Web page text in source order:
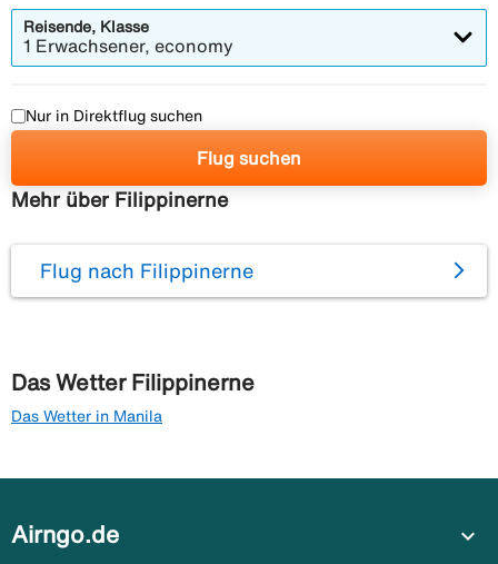
Reisende, Klasse
1 Erwachsener, economy
Nur in Direktflug suchen
Flug suchen
Mehr über Filippinerne
Flug nach Filippinerne
Das Wetter Filippinerne
Das Wetter in Manila
Airngo.de expand_more